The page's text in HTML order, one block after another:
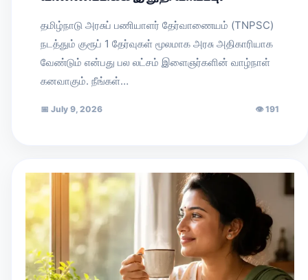
தமிழ்நாடு அரசுப் பணியாளர் தேர்வாணையம் (TNPSC)
நடத்தும் குரூப் 1 தேர்வுகள் மூலமாக அரசு அதிகாரியாக
வேண்டும் என்பது பல லட்சம் இளைஞர்களின் வாழ்நாள்
கனவாகும். நீங்கள்…
📅 July 9, 2026 👁191